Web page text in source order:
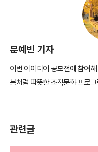
문예빈 기자
이번 아이디어 공모전에 참여
봄처럼 따뜻한 조직문화 프로
관련글